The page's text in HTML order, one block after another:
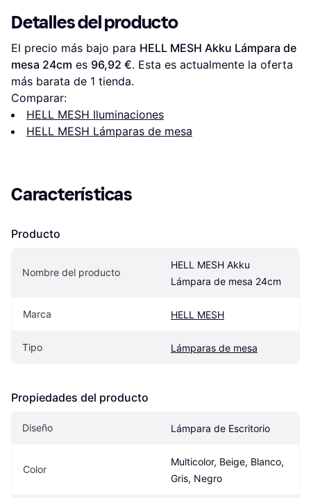
Detalles del producto
El precio más bajo para HELL MESH Akku Lámpara de
mesa 24cm es 96,92 €. Esta es actualmente la oferta
más barata de 1 tienda.
Comparar:
HELL MESH Iluminaciones
HELL MESH Lámparas de mesa
Características
Producto
Nombre del producto
HELL MESH Akku
Lámpara de mesa 24cm
Marca HELL MESH
Tipo Lámparas de mesa
Propiedades del producto
Diseño Lámpara de Escritorio
Color
Multicolor, Beige, Blanco,
Gris, Negro